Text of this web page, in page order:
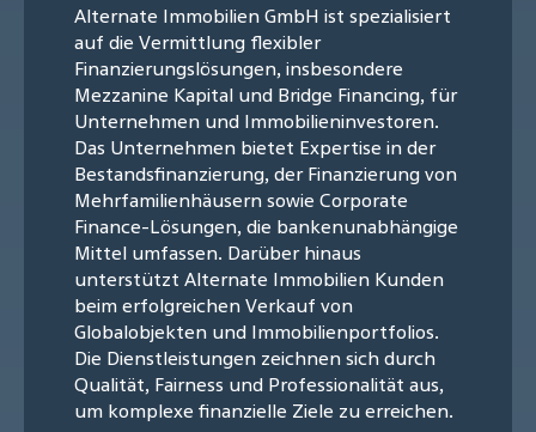
Alternate Immobilien GmbH ist spezialisiert
auf die Vermittlung flexibler
Finanzierungslösungen, insbesondere
Mezzanine Kapital und Bridge Financing, für
Unternehmen und Immobilieninvestoren.
Das Unternehmen bietet Expertise in der
Bestandsfinanzierung, der Finanzierung von
Mehrfamilienhäusern sowie Corporate
Finance-Lösungen, die bankenunabhängige
Mittel umfassen. Darüber hinaus
unterstützt Alternate Immobilien Kunden
beim erfolgreichen Verkauf von
Globalobjekten und Immobilienportfolios.
Die Dienstleistungen zeichnen sich durch
Qualität, Fairness und Professionalität aus,
um komplexe finanzielle Ziele zu erreichen.